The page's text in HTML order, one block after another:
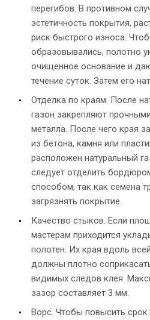
перегибов. В противном
эстетичность покрытия,
риск быстрого износа.
образовывались, полотно
очищенное основание и
течение суток. Затем его
Отделка по краям. После
газон закрепляют
металла. После чего края
из бетона, камня или
расположен натуральный
следует отделить
способом, так как семена
загрязнять покрытие.
Качество стыков. Если
мастерам приходится
полотен. Их края вдоль
должны плотно
видимых следов клея.
зазор составляет 3 мм.
Ворс. Чтобы повысить срок